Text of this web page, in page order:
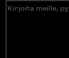
Kirjoita